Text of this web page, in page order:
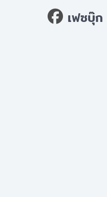
เฟซบุ๊ก